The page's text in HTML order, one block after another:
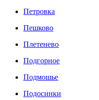
Петровка
Пешково
Плетенево
Подгорное
Подмошье
Подосинки